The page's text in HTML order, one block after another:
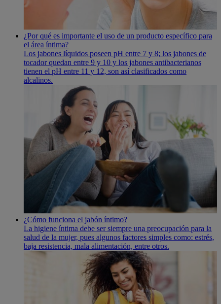
¿Por qué es importante el uso de un producto especí­fico para
el área í­ntima?
Los jabones lí­quidos poseen pH entre 7 y 8; los jabones de
tocador quedan entre 9 y 10 y los jabones antibacterianos
tienen el pH entre 11 y 12, son así­ clasificados como
alcalinos.
¿Cómo funciona el jabón íntimo?
La higiene í­ntima debe ser siempre una preocupación para la
salud de la mujer, pues algunos factores simples como: estrés,
baja resistencia, mala alimentación, entre otros.